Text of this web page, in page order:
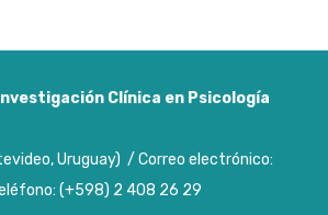
Clínica en Psicología
Uruguay) / Correo electrónico:
(+598) 2 408 26 29